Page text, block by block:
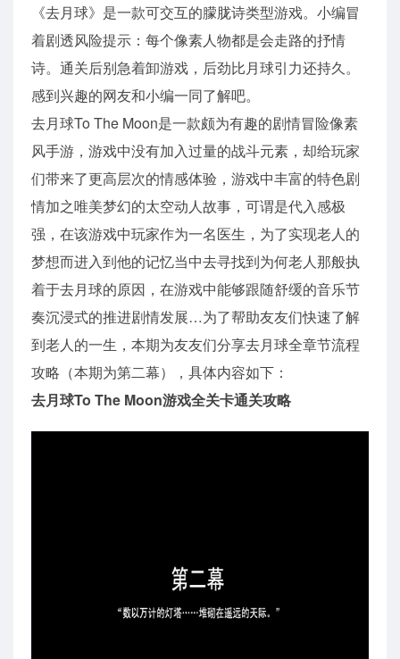
《去月球》是一款可交互的朦胧诗类型游戏。小编冒
着剧透风险提示：每个像素人物都是会走路的抒情
诗。通关后别急着卸游戏，后劲比月球引力还持久。
感到兴趣的网友和小编一同了解吧。
去月球To The Moon是一款颇为有趣的剧情冒险像素
风手游，游戏中没有加入过量的战斗元素，却给玩家
们带来了更高层次的情感体验，游戏中丰富的特色剧
情加之唯美梦幻的太空动人故事，可谓是代入感极
强，在该游戏中玩家作为一名医生，为了实现老人的
梦想而进入到他的记忆当中去寻找到为何老人那般执
着于去月球的原因，在游戏中能够跟随舒缓的音乐节
奏沉浸式的推进剧情发展…为了帮助友友们快速了解
到老人的一生，本期为友友们分享去月球全章节流程
攻略（本期为第二幕），具体内容如下：
去月球To The Moon游戏全关卡通关攻略